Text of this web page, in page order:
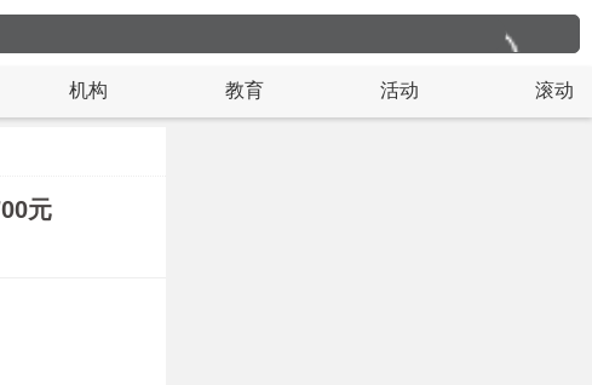
机构 教育 活动 滚动
元